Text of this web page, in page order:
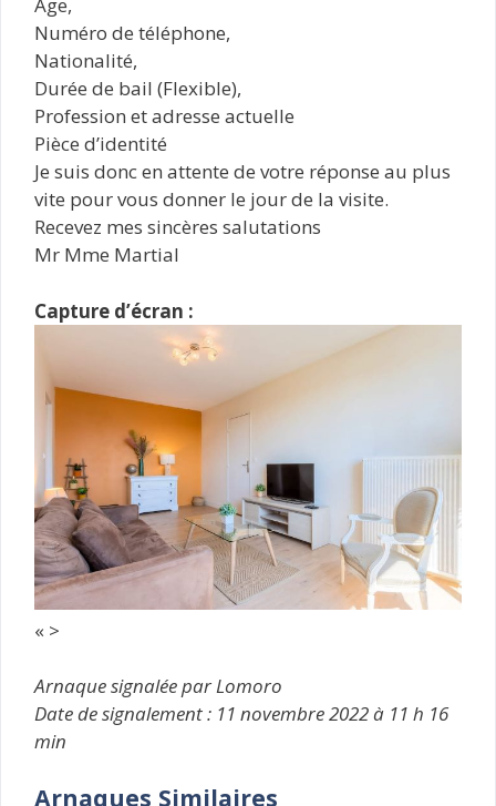
Numéro de téléphone,
Nationalité,
Durée de bail (Flexible),
Profession et adresse actuelle
Pièce d’identité
Je suis donc en attente de votre réponse au plus
vite pour vous donner le jour de la visite.
Recevez mes sincères salutations
Mr Mme Martial
Capture d’écran :
« >
Arnaque signalée par Lomoro
Date de signalement : 11 novembre 2022 à 11 h 16
min
Arnaques Similaires